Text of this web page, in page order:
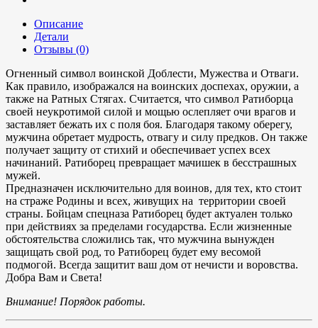
Описание
Детали
Отзывы (0)
Огненный символ воинской Доблести, Мужества и Отваги.
Как правило, изображался на воинских доспехах, оружии, а
также на Ратных Стягах. Считается, что символ Ратиборца
своей неукротимой силой и мощью ослепляет очи врагов и
заставляет бежать их с поля боя. Благодаря такому оберегу,
мужчина обретает мудрость, отвагу и силу предков. Он также
получает защиту от стихий и обеспечивает успех всех
начинаний. Ратиборец превращает мачишек в бесстрашных
мужей.
Предназначен исключительно для воинов, для тех, кто стоит
на страже Родины и всех, живущих на территории своей
страны. Бойцам спецназа Ратиборец будет актуален только
при действиях за пределами государства. Если жизненные
обстоятельства сложились так, что мужчина вынужден
защищать свой род, то Ратиборец будет ему весомой
подмогой. Всегда защитит ваш дом от нечисти и воровства.
Добра Вам и Света!
Внимание! Порядок работы.